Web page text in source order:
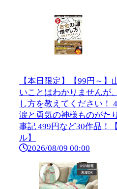
【本日限定】【99円～】
いことはわかりませんが
し方を教えてください！
涙と勇気の神様ものがた
事記 499円など30作品！
ル】
2026/08/09 00:00